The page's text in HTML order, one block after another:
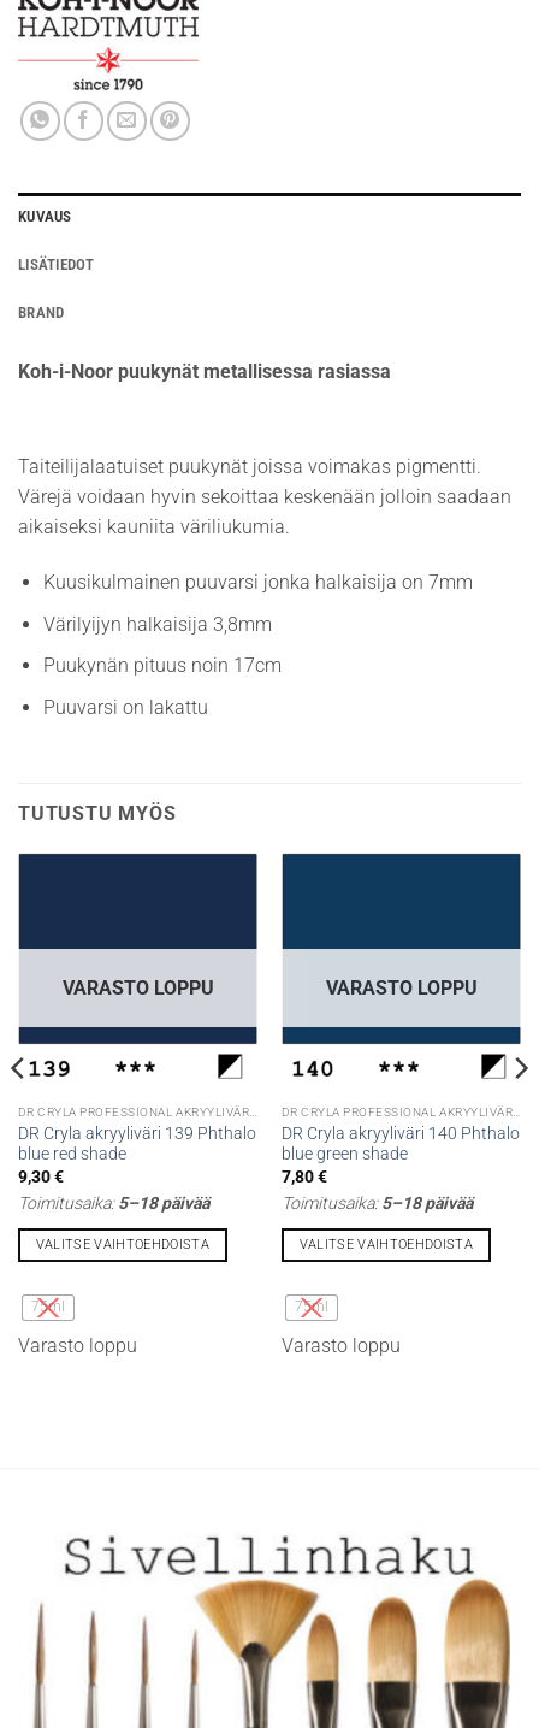
KUVAUS
LISÄTIEDOT
BRAND
Koh-i-Noor puukynät metallisessa rasiassa
Taiteilijalaatuiset puukynät joissa voimakas pigmentti.
Värejä voidaan hyvin sekoittaa keskenään jolloin saadaan
aikaiseksi kauniita väriliukumia.
Kuusikulmainen puuvarsi jonka halkaisija on 7mm
Värilyijyn halkaisija 3,8mm
Puukynän pituus noin 17cm
Puuvarsi on lakattu
TUTUSTU MYÖS
VARASTO LOPPU
DR CRYLA PROFESSIONAL AKRYYLIVÄRIT
DR Cryla akryyliväri 139 Phthalo
blue red shade
9,30€
Toimitusaika:5–18 päivää
VALITSE VAIHTOEHDOISTA
tuotteella
on
useampi
75ml
Varasto loppu
VARASTO LOPPU
DR CRYLA PROFESSIONAL AKRYYLIVÄRIT
DR Cryla akryyliväri 140 Phthalo
blue green shade
7,80€
Toimitusaika:5–18 päivää
VALITSE VAIHTOEHDOISTA
tuotteella
on
useampi
75ml
Varasto loppu